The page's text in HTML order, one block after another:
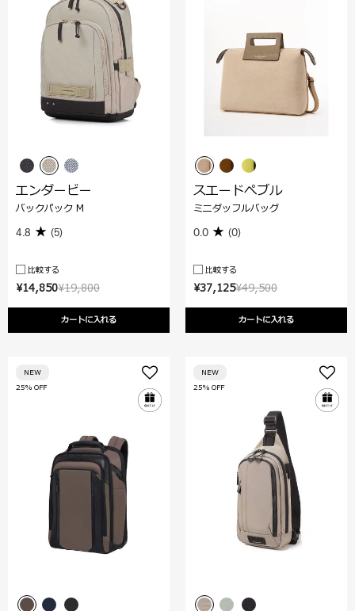
¥19,800
¥14,850
カートに入れる
エンダービー
バックパック M
4.8 (5)
比較する
¥49,500
¥37,125
カートに入れる
スエードぺブル
ミニダッフルバッグ
0.0 (0)
比較する
25% OFF
NEW
25% OFF
NEW